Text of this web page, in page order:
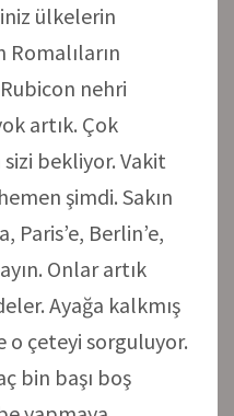
ülkelerin
nehri
artık. Çok
sizi bekliyor. Vakit
şimdi. Sakın
Paris’e, Berlin’e,
Onlar artık
Ayağa kalkmış
o çeteyi sorguluyor.
bin başı boş